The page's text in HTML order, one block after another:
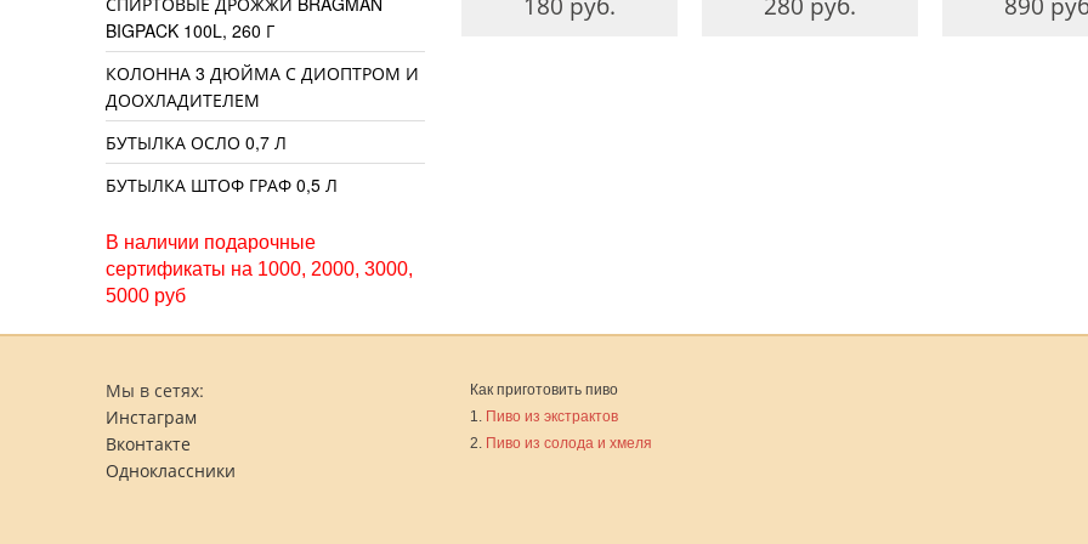
BIGPACK 100L, 260 Г
КОЛОННА 3 ДЮЙМА С ДИОПТРОМ И
ДООХЛАДИТЕЛЕМ
БУТЫЛКА ОСЛО 0,7 Л
БУТЫЛКА ШТОФ ГРАФ 0,5 Л
В наличии подарочные
сертификаты на 1000, 2000, 3000,
5000 руб
Мы в сетях:
Инстаграм
Вконтакте
Одноклассники
Как приготовить пиво
1. Пиво из экстрактов
2. Пиво из солода и хмеля